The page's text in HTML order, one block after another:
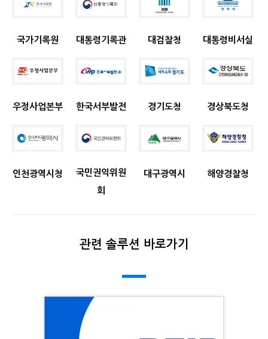
국가기록원 대통령기록관 대검찰청 대통령비서실
우정사업본부 한국서부발전 경기도청 경상북도청
인천광역시청
국민권익위원
회
대구광역시 해양경찰청
관련 솔루션 바로가기